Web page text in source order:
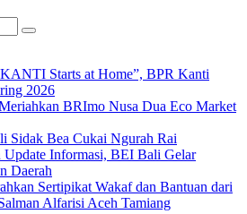
Starts at Home”, BPR Kanti
2026
BRImo Nusa Dua Eco Market
Sidak Bea Cukai Ngurah Rai
Update Informasi, BEI Bali Gelar
Daerah
Sertipikat Wakaf dan Bantuan dari
Alfarisi Aceh Tamiang